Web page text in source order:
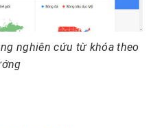
nghiên cứu từ khóa theo